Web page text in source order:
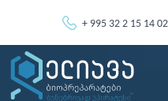
+ 995 32 2 15 14 02